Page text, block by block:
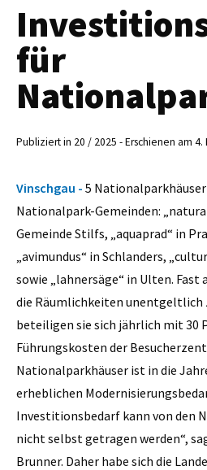
für
Publiziert in 20 / 2025 - Erschienen am
Vinschgau - 5
Nationalpark-Gemeinden:
Gemeinde Stilfs, „aquaprad“ in
„avimundus“ in Schlanders,
sowie „lahnersäge“ in Ulten.
die Räumlichkeiten unentgeltlich
beteiligen sie sich jährlich mit 30
Führungskosten der
Nationalparkhäuser ist in die
erheblichen
Investitionsbedarf kann von den
nicht selbst getragen werden“,
Brunner. Daher habe sich die